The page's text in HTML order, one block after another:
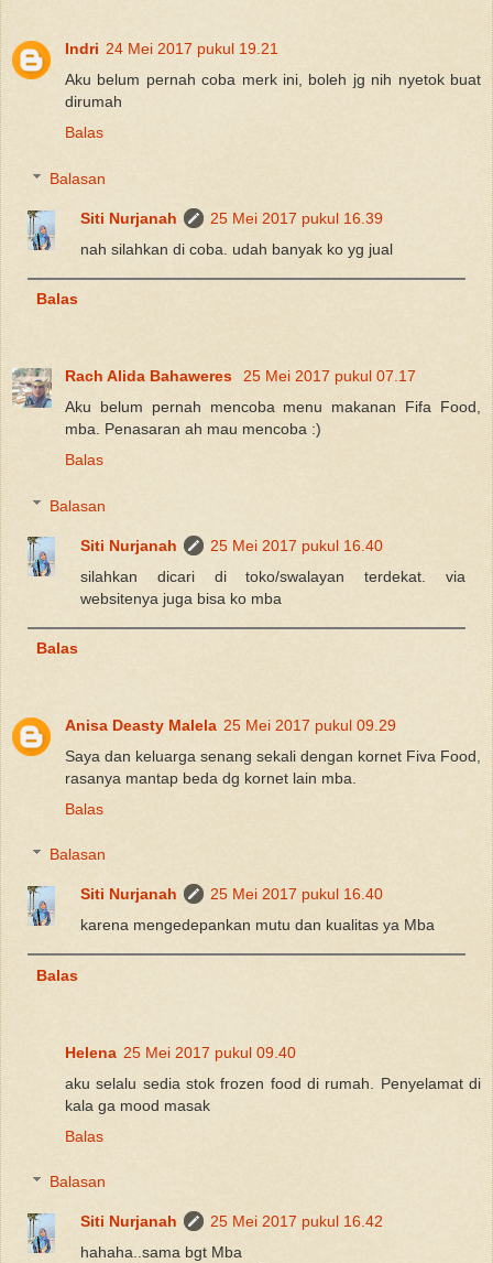
Indri 24 Mei 2017 pukul 19.21
Aku belum pernah coba merk ini, boleh jg nih nyetok buat
dirumah
Balas
Balasan
Siti Nurjanah
25 Mei 2017 pukul 16.39
nah silahkan di coba. udah banyak ko yg jual
Balas
Rach Alida Bahaweres
25 Mei 2017 pukul 07.17
Aku belum pernah mencoba menu makanan Fifa Food,
mba. Penasaran ah mau mencoba :)
Balas
Balasan
Siti Nurjanah
25 Mei 2017 pukul 16.40
silahkan dicari di toko/swalayan terdekat. via
websitenya juga bisa ko mba
Balas
Anisa Deasty Malela 25 Mei 2017 pukul 09.29
Saya dan keluarga senang sekali dengan kornet Fiva Food,
rasanya mantap beda dg kornet lain mba.
Balas
Balasan
Siti Nurjanah
25 Mei 2017 pukul 16.40
karena mengedepankan mutu dan kualitas ya Mba
Balas
Helena 25 Mei 2017 pukul 09.40
aku selalu sedia stok frozen food di rumah. Penyelamat di
kala ga mood masak
Balas
Balasan
Siti Nurjanah
25 Mei 2017 pukul 16.42
hahaha..sama bgt Mba